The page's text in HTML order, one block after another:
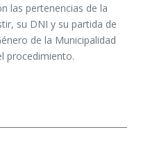
las pertenencias de la
su DNI y su partida de
de la Municipalidad
procedimiento.